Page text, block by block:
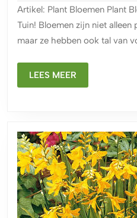
in
Artikel: Plant Bloemen Plant
Tuin! Bloemen zijn niet
maar ze hebben ook tal van
LEES MEER
MEER